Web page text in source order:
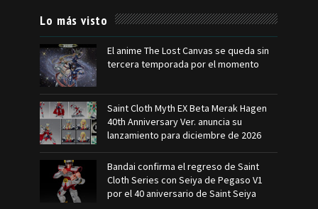
Lo más visto
El anime The Lost Canvas se queda sin
tercera temporada por el momento
Saint Cloth Myth EX Beta Merak Hagen
40th Anniversary Ver. anuncia su
lanzamiento para diciembre de 2026
Bandai confirma el regreso de Saint
Cloth Series con Seiya de Pegaso V1
por el 40 aniversario de Saint Seiya